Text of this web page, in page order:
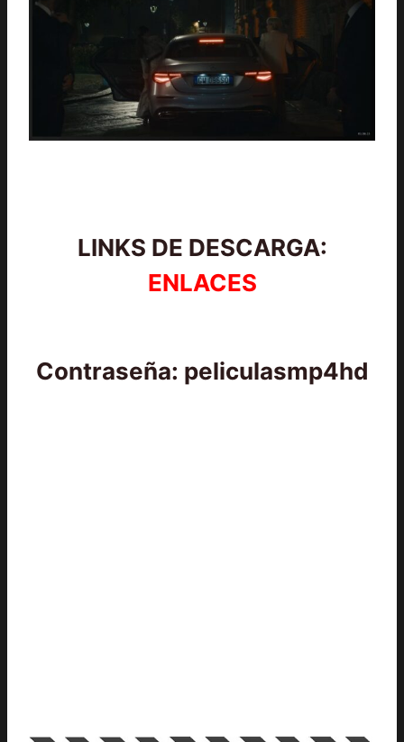
LINKS DE DESCARGA:
ENLACES
Contraseña: peliculasmp4hd